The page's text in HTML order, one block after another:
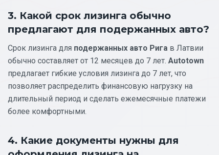
3. Какой срок лизинга обычно
предлагают для подержанных авто?
Срок лизинга для подержанных авто Рига в Латвии
обычно составляет от 12 месяцев до 7 лет. Autotown
предлагает гибкие условия лизинга до 7 лет, что
позволяет распределить финансовую нагрузку на
длительный период и сделать ежемесячные платежи
более комфортными.
4. Какие документы нужны для